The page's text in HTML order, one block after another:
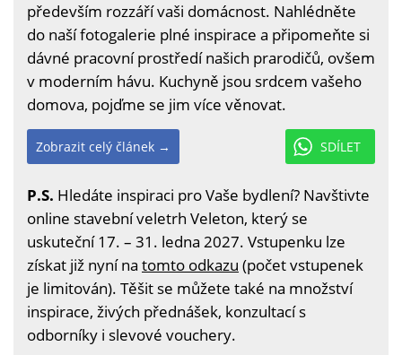
především rozzáří vaši domácnost. Nahlédněte
do naší fotogalerie plné inspirace a připomeňte si
dávné pracovní prostředí našich prarodičů, ovšem
v moderním hávu. Kuchyně jsou srdcem vašeho
domova, pojďme se jim více věnovat.
SDÍLET
Zobrazit celý článek →
P.S. Hledáte inspiraci pro Vaše bydlení? Navštivte
online stavební veletrh Veleton, který se
uskuteční 17. – 31. ledna 2027. Vstupenku lze
získat již nyní na tomto odkazu (počet vstupenek
je limitován). Těšit se můžete také na množství
inspirace, živých přednášek, konzultací s
odborníky i slevové vouchery.